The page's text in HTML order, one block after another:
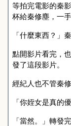
等拍完電影的秦
杯給秦修塵，一
「什麼東西？」
點開影片看完，
發了這段影片。
經紀人也不管秦
「你姪女是真的
「當然。」轉發